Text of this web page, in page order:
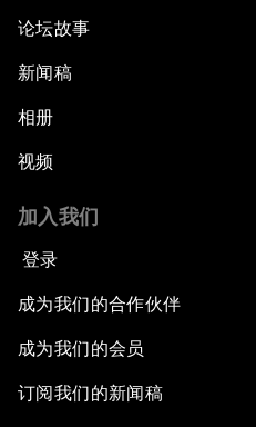
论坛故事
新闻稿
相册
视频
加入我们
登录
成为我们的合作伙伴
成为我们的会员
订阅我们的新闻稿